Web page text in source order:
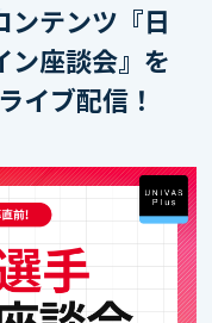
ンテンツ『日
ン座談会』を
イブ配信！